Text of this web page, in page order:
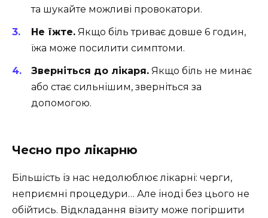
та шукайте можливі провокатори.
Не їжте. Якщо біль триває довше 6 годин,
їжа може посилити симптоми.
Зверніться до лікаря. Якщо біль не минає
або стає сильнішим, зверніться за
допомогою.
Чесно про лікарню
Більшість із нас недолюблює лікарні: черги,
неприємні процедури… Але іноді без цього не
обійтись. Відкладання візиту може погіршити